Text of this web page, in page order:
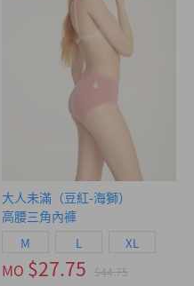
大人未滿（豆紅-海獅）
高腰三角內褲
M L XL
MO $27.75 $44.75